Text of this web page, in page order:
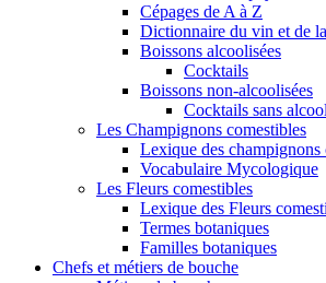
Cépages de A à Z
Dictionnaire du vin et de
Boissons alcoolisées
Cocktails
Boissons non-alcoolisées
Cocktails sans alcool
Les Champignons comestibles
Lexique des champignons
Vocabulaire Mycologique
Les Fleurs comestibles
Lexique des Fleurs
Termes botaniques
Familles botaniques
Chefs et métiers de bouche